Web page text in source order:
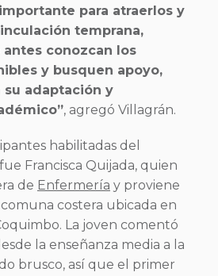
para atraerlos y
temprana,
conozcan los
y busquen apoyo,
su adaptación y
, agregó Villagrán.
habilitadas del
Francisca Quijada, quien
de Enfermería y proviene
comuna costera ubicada en
La joven comentó
la enseñanza media a la
brusco, así que el primer